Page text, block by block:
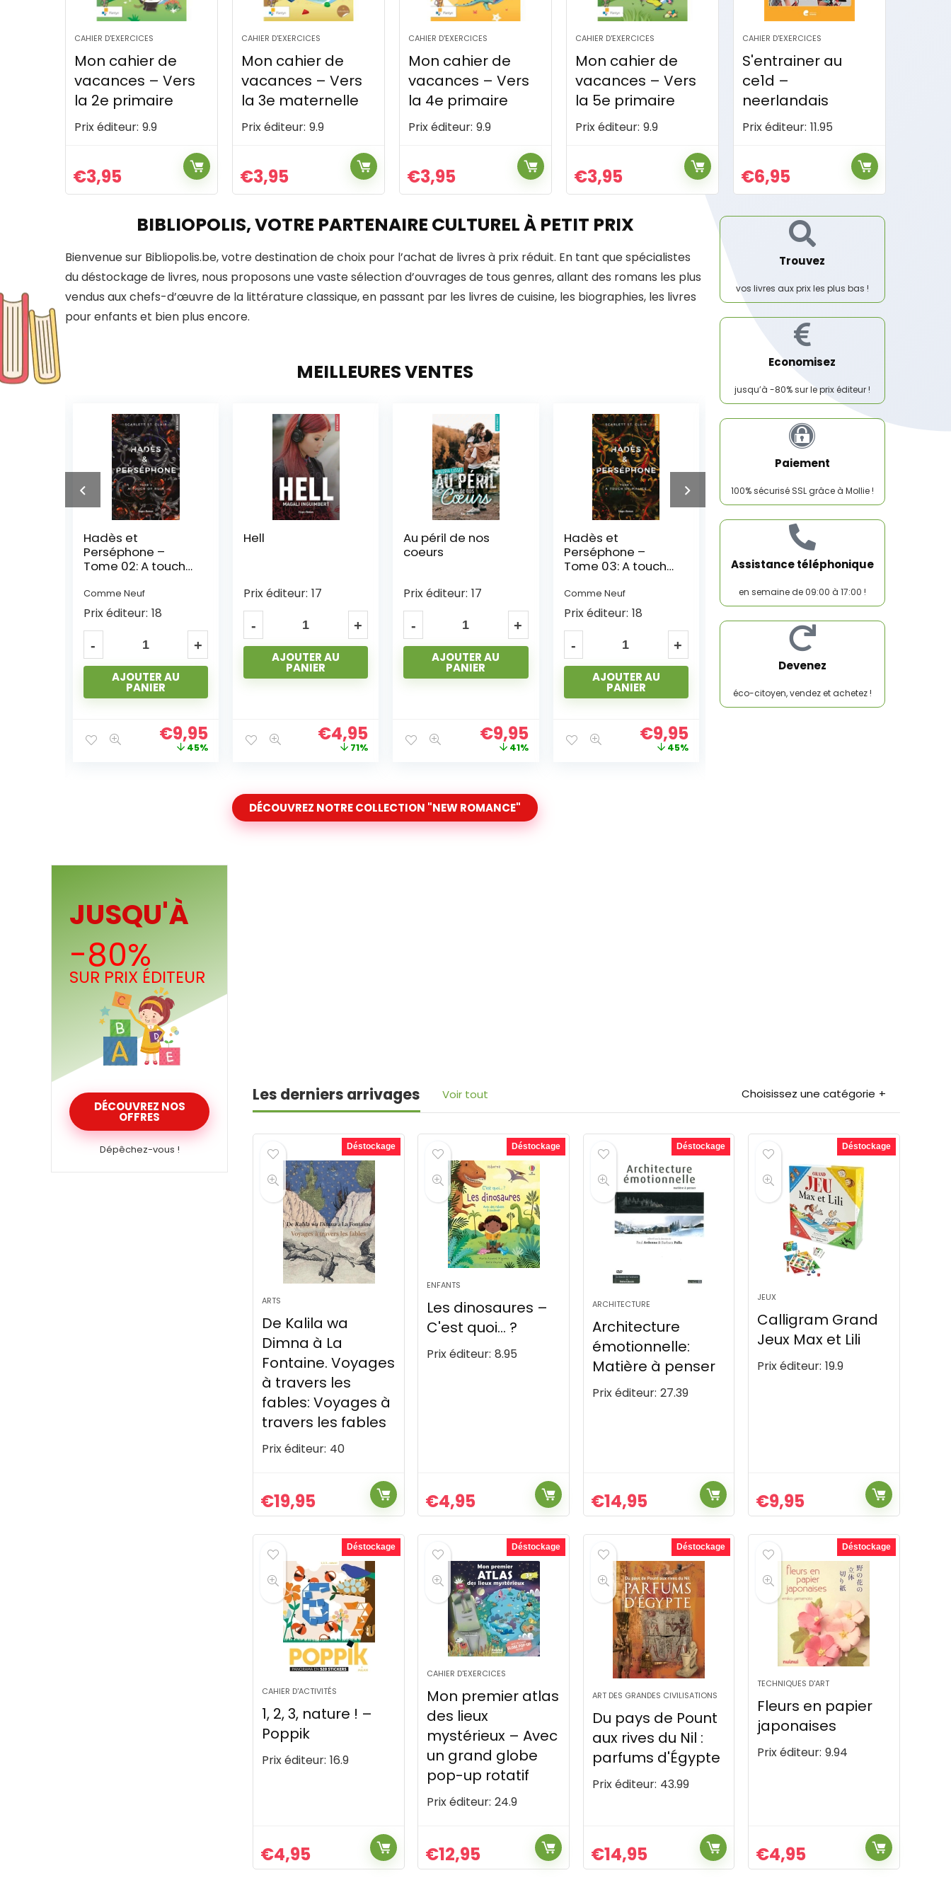
CAHIER D'EXERCICES
Mon cahier de
vacances – Vers
la 3e maternelle
Prix éditeur: 9.9
€3,95
CAHIER D'EXERCICES
Mon cahier de
vacances – Vers
la 4e primaire
Prix éditeur: 9.9
€3,95
CAHIER D'EXERCICES
Mon cahier de
vacances – Vers
la 5e primaire
Prix éditeur: 9.9
€3,95
CAHIER D'EXERCICES
S'entrainer au
ce1d –
neerlandais
Prix éditeur: 11.95
€6,95
CAHIER D'EXERCICES
S'entrainer aux
évaluations de fin
de 4e primaire
Prix éditeur: 9.9
€3,95
BIBLIOPOLIS, VOTRE PARTENAIRE CULTUREL À PETIT PRIX
Bienvenue sur Bibliopolis.be, votre destination de choix pour l’achat de livres à prix réduit. En tant que spécialistes
du déstockage de livres, nous proposons une vaste sélection d’ouvrages de tous genres, allant des romans les plus
vendus aux chefs-d’œuvre de la littérature classique, en passant par les livres de cuisine, les biographies, les livres
pour enfants et bien plus encore.
MEILLEURES VENTES
Hell
Prix éditeur:
PANIER
€4,95
71%
Au péril de nos
Prix éditeur: 17
AJOUTER AU
PANIER
€9,95
41%
Hadès et
Perséphone –
Comme Neuf
Prix éditeur:
AJOUTER AU
€9,95
45%
Le soleil de minuit
– Tome 02
Prix éditeur:
PANIER
€9,95
41%
Stars – tome 1 Nos
étoiles perdues (1)
Prix éditeur: 17
PANIER
DÉCOUVREZ NOTRE COLLECTION "NEW ROMANCE"
Trouvez
vos livres aux prix les plus bas !
Economisez
jusqu’à -80% sur le prix éditeur !
Paiement
100% sécurisé SSL grâce à Mollie !
Assistance téléphonique
en semaine de 09:00 à 17:00 !
Devenez
éco-citoyen, vendez et achetez !
JUSQU'À
-80%
SUR PRIX ÉDITEUR
DÉCOUVREZ NOS
OFFRES
Dépêchez-vous !
Les derniers arrivages Voir tout Choisissez une catégorie
Déstockage
ARTS
De Kalila wa
Dimna à La
Fontaine. Voyages
à travers les
fables: Voyages à
travers les fables
Prix éditeur: 40
€19,95
Déstockage
ENFANTS
Les dinosaures –
C'est quoi… ?
Prix éditeur: 8.95
€4,95
Déstockage
ARCHITECTURE
Architecture
émotionnelle:
Matière à penser
Prix éditeur: 27.39
€14,95
Déstockage
JEUX
Calligram Grand
Jeux Max et Lili
Prix éditeur: 19.9
€9,95
Déstockage
CAHIER D'ACTIVITÉS
1, 2, 3, nature ! –
Poppik
Prix éditeur: 16.9
€4,95
Déstockage
CAHIER D'EXERCICES
Mon premier atlas
des lieux
mystérieux – Avec
un grand globe
pop-up rotatif
Prix éditeur: 24.9
€12,95
Déstockage
ART DES GRANDES CIVILISATIONS
Du pays de Pount
aux rives du Nil :
parfums d'Égypte
Prix éditeur: 43.99
€14,95
Déstockage
TECHNIQUES D'ART
Fleurs en papier
japonaises
Prix éditeur: 9.94
€4,95